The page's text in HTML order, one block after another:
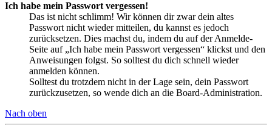
Ich habe mein Passwort vergessen!
Das ist nicht schlimm! Wir können dir zwar dein altes
Passwort nicht wieder mitteilen, du kannst es jedoch
zurücksetzen. Dies machst du, indem du auf der Anmelde-
Seite auf „Ich habe mein Passwort vergessen“ klickst und den
Anweisungen folgst. So solltest du dich schnell wieder
anmelden können.
Solltest du trotzdem nicht in der Lage sein, dein Passwort
zurückzusetzen, so wende dich an die Board-Administration.
Nach oben